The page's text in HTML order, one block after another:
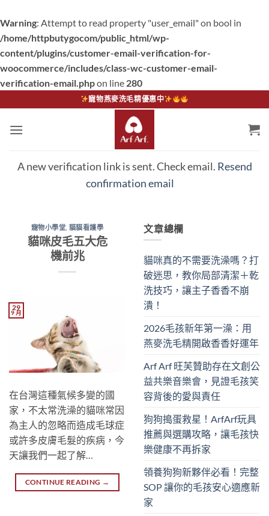
Warning: Attempt to read property "user_email" on bool in
/home/httpbutygocom/public_html/wp-
content/plugins/customer-email-verification-for-
woocommerce/includes/class-wc-customer-email-
verification-email.phpon line 280
to
content
寵物燕麥洗毛精優惠中
A new verification link is sent. Check email. Resend
confirmation email
寵物小學堂 貓貓看護學
貓咪皮毛五大危
機前兆
29
9 月
在台灣這種氣候多變的國
家，不太常洗澡的貓咪常因
為主人的忽略而造成毛球症
或許多皮膚毛髮的疾病，今
天讓我們一起了解…
CONTINUE READING →
文章總欄
貓咪真的不需要洗澡嗎？打
破迷思，教你局部清潔＋乾
洗技巧，讓主子香香不崩
潰！
2026毛孩新年第一澡：用
燕麥洗毛精開啟香香好運年
Arf Arf 旺芙贊助存在文創公
益共樂音樂會，見證毛孩笑
容背後的愛與責任
狗狗搗蛋救星！ArfArf玩具
推薦與選購攻略，讓毛孩快
樂健康不再拆家
領養狗狗新夥伴必看！完整
SOP 讓你的毛孩安心適應新
家